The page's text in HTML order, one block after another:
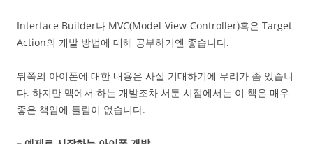
Interface Builder나 MVC(Model-View-Controller)혹은 Target-
Action의 개발 방법에 대해 공부하기엔 좋습니다.
뒤쪽의 아이폰에 대한 내용은 사실 기대하기에 무리가 좀 있습니
다. 하지만 맥에서 하는 개발조차 서툰 시점에서는 이 책은 매우
좋은 책임에 틀림이 없습니다.